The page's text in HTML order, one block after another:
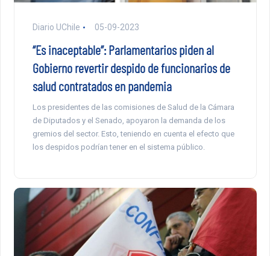
Diario UChile 05-09-2023
“Es inaceptable”: Parlamentarios piden al
Gobierno revertir despido de funcionarios de
salud contratados en pandemia
Los presidentes de las comisiones de Salud de la Cámara
de Diputados y el Senado, apoyaron la demanda de los
gremios del sector. Esto, teniendo en cuenta el efecto que
los despidos podrían tener en el sistema público.